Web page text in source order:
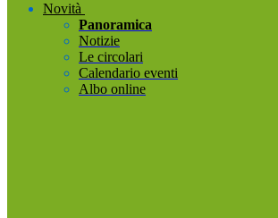
Novità
Panoramica
Notizie
Le circolari
Calendario eventi
Albo online